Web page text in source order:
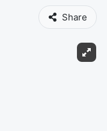
Share